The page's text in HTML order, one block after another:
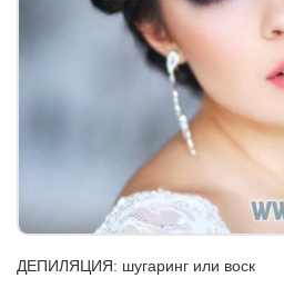
ДЕПИЛЯЦИЯ: шугаринг или воск